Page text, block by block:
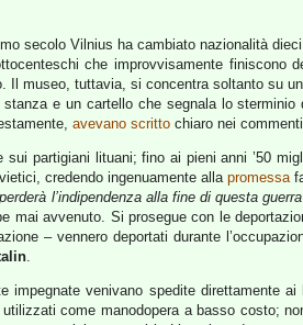
secolo Vilnius ha cambiato nazionalità
che improvvisamente finiscono
Il museo, tuttavia, si concentra soltanto su
e un cartello che segnala lo
avevano scritto chiaro nei
sui partigiani lituani; fino ai pieni anni ’50
credendo ingenuamente alla promessa
l’indipendenza alla fine di questa
mai avvenuto. Si prosegue con le
– vennero deportati durante
.
impegnate venivano spedite direttamente
come manodopera a basso costo;